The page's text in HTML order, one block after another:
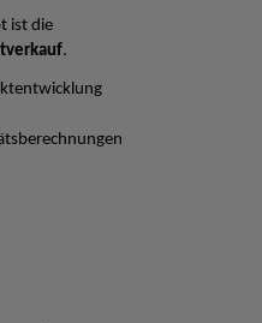
ist die
.